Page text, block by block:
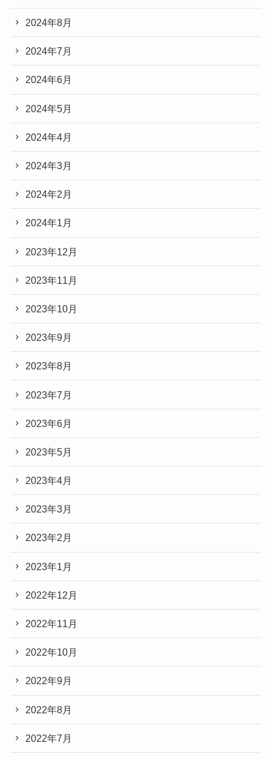
2024年8月
2024年7月
2024年6月
2024年5月
2024年4月
2024年3月
2024年2月
2024年1月
2023年12月
2023年11月
2023年10月
2023年9月
2023年8月
2023年7月
2023年6月
2023年5月
2023年4月
2023年3月
2023年2月
2023年1月
2022年12月
2022年11月
2022年10月
2022年9月
2022年8月
2022年7月